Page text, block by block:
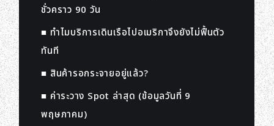
ชั่วคราว 90 วัน
■ ทำไมบริการเดินเรือไปอเมริกาจึงยังไม่ฟื้นตัว
ทันที
■ สินค้ารอกระจายอยู่แล้ว?
■ ค่าระวาง Spot ล่าสุด (ข้อมูลวันที่ 9
พฤษภาคม)